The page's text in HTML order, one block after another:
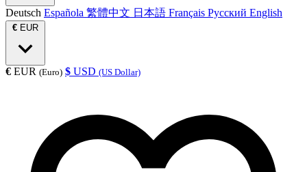
Deutsch Española 繁體中文 日本語 Français Русский English
€ EUR
€ EUR (Euro) $ USD (US Dollar)